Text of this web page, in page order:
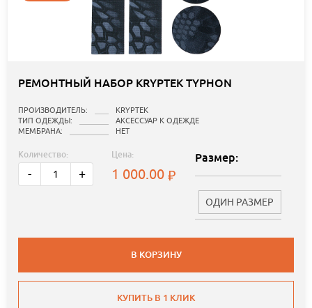
РЕМОНТНЫЙ НАБОР KRYPTEK TYPHON
ПРОИЗВОДИТЕЛЬ:
KRYPTEK
ТИП ОДЕЖДЫ:
АКСЕССУАР К ОДЕЖДЕ
МЕМБРАНА:
НЕТ
Количество:
- +
Цена:
1 000.00
Размер:
ОДИН РАЗМЕР
В КОРЗИНУ
КУПИТЬ В 1 КЛИК